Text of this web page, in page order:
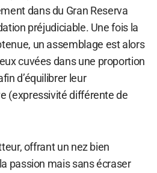
dans du Gran Reserva
préjudiciable. Une fois la
un assemblage est alors
cuvées dans une proportion
d’équilibrer leur
(expressivité différente de
offrant un nez bien
passion mais sans écraser